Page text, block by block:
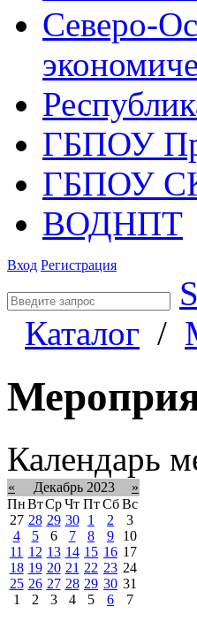
Северо-
ГБПОУ
ГБПОУ
ВОДНПТ
Вход Регистрация
Каталог /
Календарь
« Декабрь 2023
»
ПнВтСрЧт Пт Сб Вс
27 28 29 30 1 2
3
4
5 6 7 8 9
10
11 12 13 14 15 16 17
18 19 20 21 22 23 24
25 26 27 28 29 30 31
1
2 3 4 5 6 7